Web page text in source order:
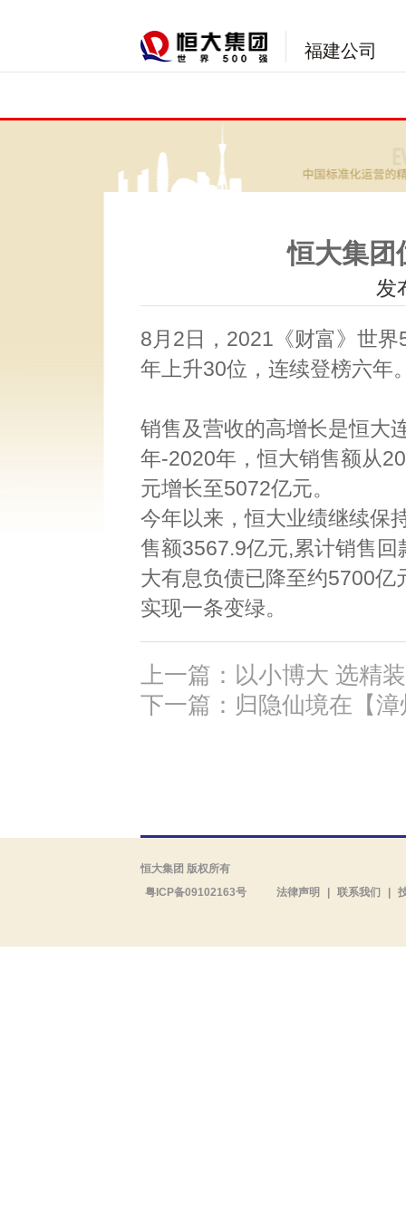
福建公司
恒大集团
发
8月2日，2021《财富》世
年上升30位，连续登榜六年
销售及营收的高增长是恒大
年-2020年，恒大销售额从
元增长至5072亿元。
今年以来，恒大业绩继续保
售额3567.9亿元,累计销售
大有息负债已降至约5700亿
实现一条变绿。
上一篇：以小博大 选精
下一篇：归隐仙境在【
恒大集团 版权所有
粤ICP备09102163号
法律声明 联系我们